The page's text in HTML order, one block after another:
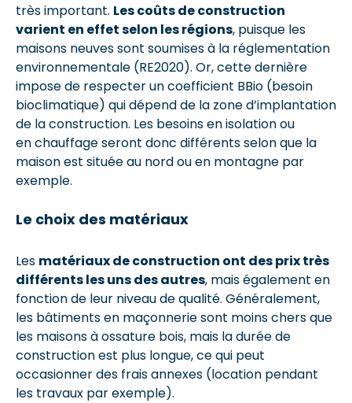
très important. Les coûts de construction
varient en effet selon les régions, puisque les
maisons neuves sont soumises à la réglementation
environnementale (RE2020). Or, cette dernière
impose de respecter un coefficient BBio (besoin
bioclimatique) qui dépend de la zone d’implantation
de la construction. Les besoins en isolation ou
en chauffage seront donc différents selon que la
maison est située au nord ou en montagne par
exemple.
Le choix des matériaux
Les matériaux de construction ont des prix très
différents les uns des autres, mais également en
fonction de leur niveau de qualité. Généralement,
les bâtiments en maçonnerie sont moins chers que
les maisons à ossature bois, mais la durée de
construction est plus longue, ce qui peut
occasionner des frais annexes (location pendant
les travaux par exemple).